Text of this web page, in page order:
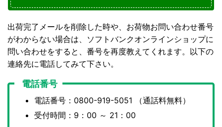
出荷完了メールを削除した時や、お荷物お問い合わせ番号
がわからない場合は、ソフトバンクオンラインショップに
問い合わせをすると、番号を再度教えてくれます。以下の
連絡先に電話してみて下さい。
電話番号
電話番号：0800-919-5051 （通話料無料）
受付時間：9：00 ～ 21：00